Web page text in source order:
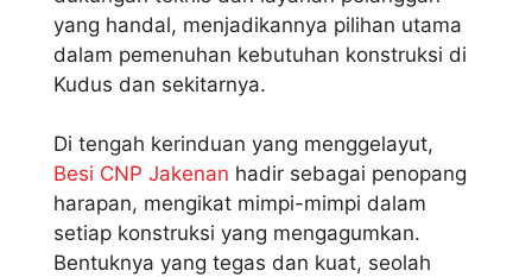
yang handal, menjadikannya pilihan utama
dalam pemenuhan kebutuhan konstruksi di
Kudus dan sekitarnya.
Di tengah kerinduan yang menggelayut,
Besi CNP Jakenan hadir sebagai penopang
harapan, mengikat mimpi-mimpi dalam
setiap konstruksi yang mengagumkan.
Bentuknya yang tegas dan kuat, seolah